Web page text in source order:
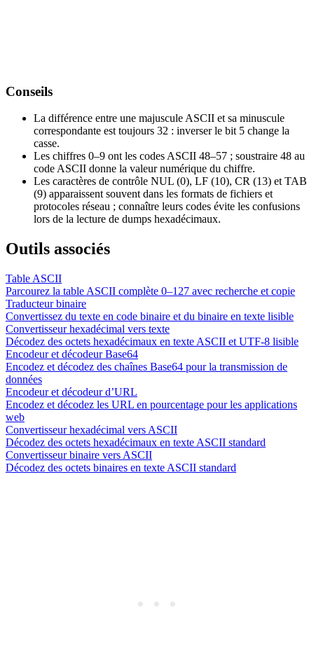
Conseils
La différence entre une majuscule ASCII et sa minuscule
correspondante est toujours 32 : inverser le bit 5 change la
casse.
Les chiffres 0–9 ont les codes ASCII 48–57 ; soustraire 48 au
code ASCII donne la valeur numérique du chiffre.
Les caractères de contrôle NUL (0), LF (10), CR (13) et TAB
(9) apparaissent souvent dans les formats de fichiers et
protocoles réseau ; connaître leurs codes évite les confusions
lors de la lecture de dumps hexadécimaux.
Outils associés
Table ASCII
Parcourez la table ASCII complète 0–127 avec recherche et copie
Traducteur binaire
Convertissez du texte en code binaire et du binaire en texte lisible
Convertisseur hexadécimal vers texte
Décodez des octets hexadécimaux en texte ASCII et UTF-8 lisible
Encodeur et décodeur Base64
Encodez et décodez des chaînes Base64 pour la transmission de
données
Encodeur et décodeur d’URL
Encodez et décodez les URL en pourcentage pour les applications
web
Convertisseur hexadécimal vers ASCII
Décodez des octets hexadécimaux en texte ASCII standard
Convertisseur binaire vers ASCII
Décodez des octets binaires en texte ASCII standard